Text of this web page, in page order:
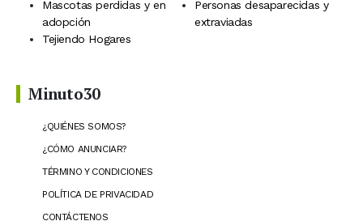
Mascotas perdidas y en
adopción
Personas desaparecidas y
extraviadas
Tejiendo Hogares
Minuto30
¿QUIÉNES SOMOS?
¿CÓMO ANUNCIAR?
TÉRMINO Y CONDICIONES
POLÍTICA DE PRIVACIDAD
CONTÁCTENOS